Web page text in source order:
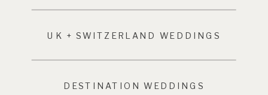
UK + SWITZERLAND WEDDINGS
DESTINATION WEDDINGS